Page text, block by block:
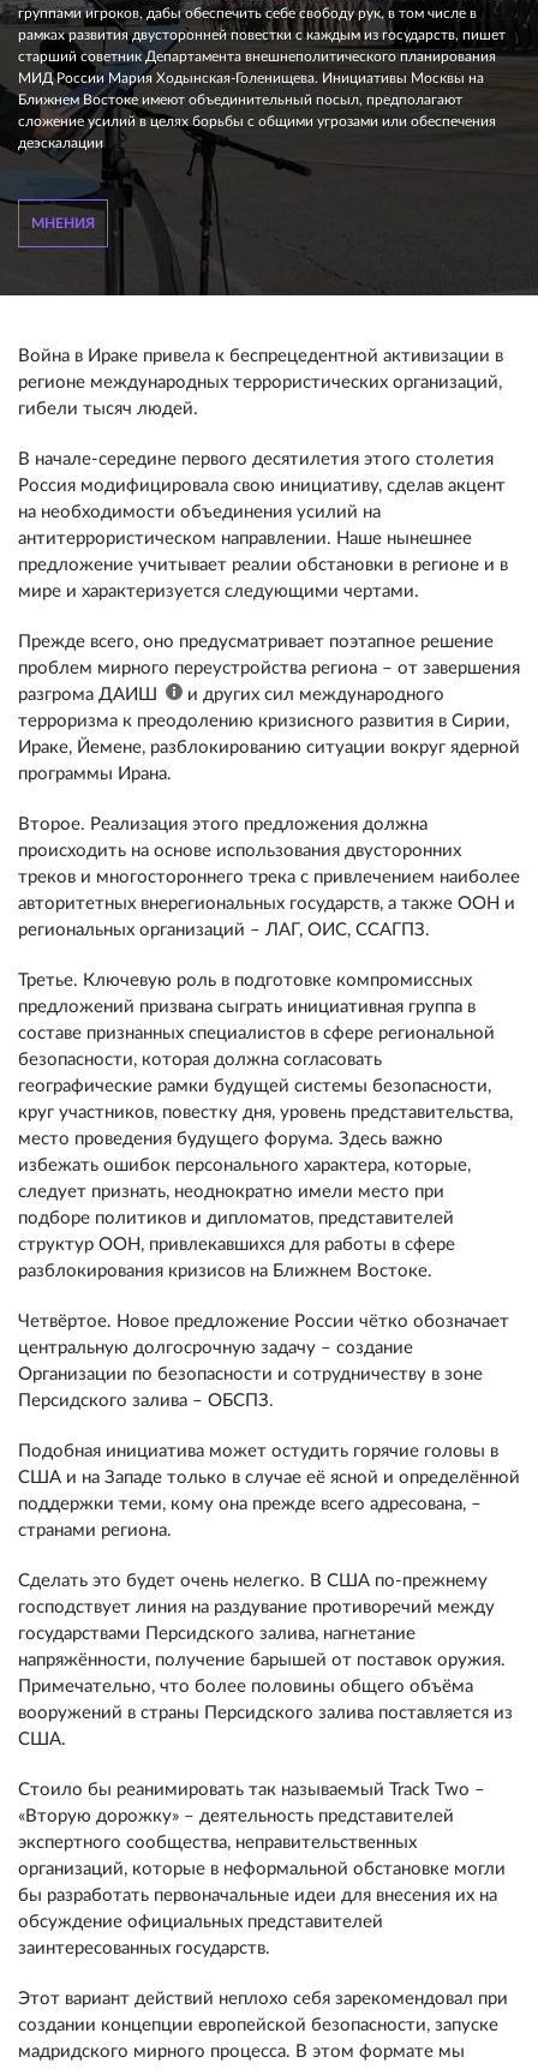
группами игроков, дабы обеспечить себе свободу рук, в том числе в
рамках развития двусторонней повестки с каждым из государств, пишет
старший советник Департамента внешнеполитического планирования
МИД России Мария Ходынская-Голенищева. Инициативы Москвы на
Ближнем Востоке имеют объединительный посыл, предполагают
сложение усилий в целях борьбы с общими угрозами или обеспечения
деэскалации
МНЕНИЯ
Война в Ираке привела к беспрецедентной активизации в
регионе международных террористических организаций,
гибели тысяч людей.
В начале-середине первого десятилетия этого столетия
Россия модифицировала свою инициативу, сделав акцент
на необходимости объединения усилий на
антитеррористическом направлении. Наше нынешнее
предложение учитывает реалии обстановки в регионе и в
мире и характеризуется следующими чертами.
Прежде всего, оно предусматривает поэтапное решение
проблем мирного переустройства региона – от завершения
разгрома ДАИШ
и других сил международного
терроризма к преодолению кризисного развития в Сирии,
Ираке, Йемене, разблокированию ситуации вокруг ядерной
программы Ирана.
Второе. Реализация этого предложения должна
происходить на основе использования двусторонних
треков и многостороннего трека с привлечением наиболее
авторитетных внерегиональных государств, а также ООН и
региональных организаций – ЛАГ, ОИС, ССАГПЗ.
Третье. Ключевую роль в подготовке компромиссных
предложений призвана сыграть инициативная группа в
составе признанных специалистов в сфере региональной
безопасности, которая должна согласовать
географические рамки будущей системы безопасности,
круг участников, повестку дня, уровень представительства,
место проведения будущего форума. Здесь важно
избежать ошибок персонального характера, которые,
следует признать, неоднократно имели место при
подборе политиков и дипломатов, представителей
структур ООН, привлекавшихся для работы в сфере
разблокирования кризисов на Ближнем Востоке.
Четвёртое. Новое предложение России чётко обозначает
центральную долгосрочную задачу – создание
Организации по безопасности и сотрудничеству в зоне
Персидского залива – ОБСПЗ.
Подобная инициатива может остудить горячие головы в
США и на Западе только в случае её ясной и определённой
поддержки теми, кому она прежде всего адресована, –
странами региона.
Сделать это будет очень нелегко. В США по-прежнему
господствует линия на раздувание противоречий между
государствами Персидского залива, нагнетание
напряжённости, получение барышей от поставок оружия.
Примечательно, что более половины общего объёма
вооружений в страны Персидского залива поставляется из
США.
Стоило бы реанимировать так называемый Track Two –
«Вторую дорожку» – деятельность представителей
экспертного сообщества, неправительственных
организаций, которые в неформальной обстановке могли
бы разработать первоначальные идеи для внесения их на
обсуждение официальных представителей
заинтересованных государств.
Этот вариант действий неплохо себя зарекомендовал при
создании концепции европейской безопасности, запуске
мадридского мирного процесса. В этом формате мы